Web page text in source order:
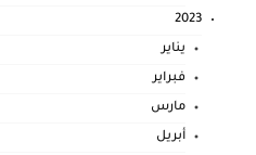
2023
يناير
فبراير
مارس
أبريل